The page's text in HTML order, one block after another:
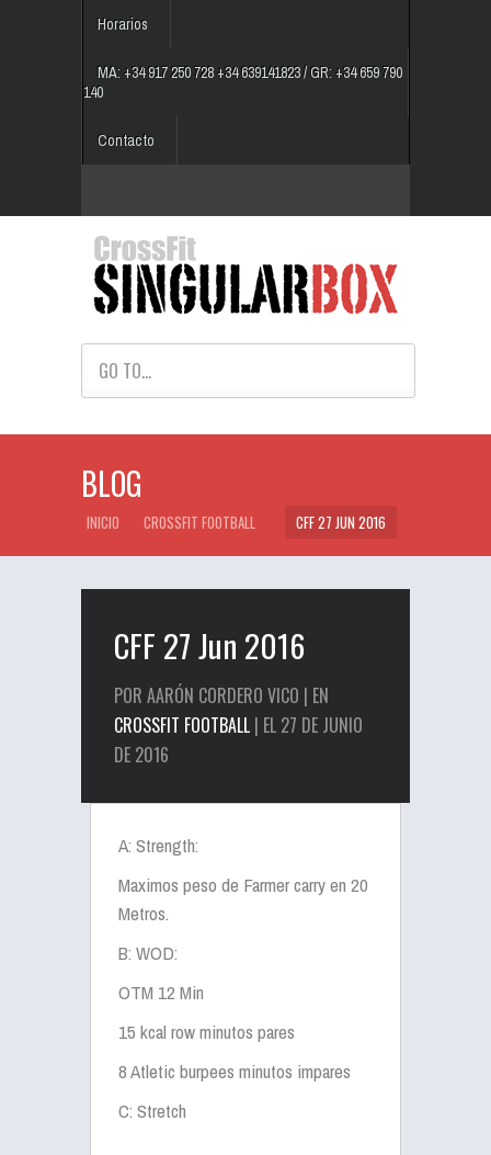
Horarios
MA: +34 917 250 728 +34 639141823 / GR: +34 659 790
140
Contacto
GO TO...
BLOG
INICIO CROSSFIT FOOTBALL CFF 27 JUN 2016
CFF 27 Jun 2016
POR AARÓN CORDERO VICO | EN
CROSSFIT FOOTBALL | EL 27 DE JUNIO
DE 2016
A: Strength:
Maximos peso de Farmer carry en 20
Metros.
B: WOD:
OTM 12 Min
15 kcal row minutos pares
8 Atletic burpees minutos impares
C: Stretch